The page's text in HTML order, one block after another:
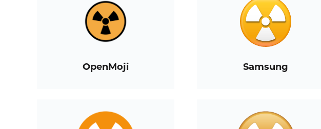
OpenMoji Samsung